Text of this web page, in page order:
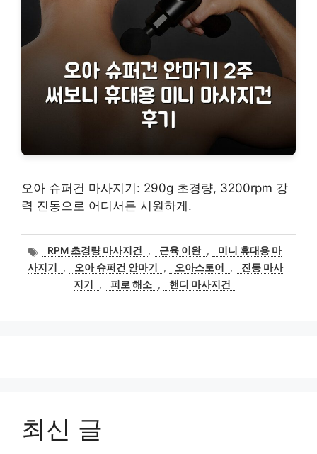
오아 슈퍼건 마사지기: 290g 초경량, 3200rpm 강
력 진동으로 어디서든 시원하게.
태
그
RPM 초경량 마사지건 , 근육 이완 ,
미니 휴대용 마
사지기
, 오아 슈퍼건 안마기 , 오아스토어 ,
진동 마사
지기
, 피로 해소 , 핸디 마사지건
최신 글